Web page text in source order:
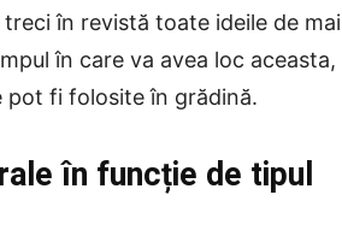
în revistă toate ideile de mai
în care va avea loc aceasta,
pot fi folosite în grădină.
în funcție de tipul